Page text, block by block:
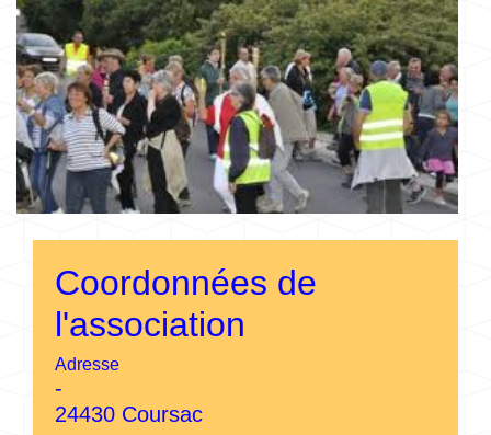
Coordonnées de
l'association
Adresse
-
24430 Coursac